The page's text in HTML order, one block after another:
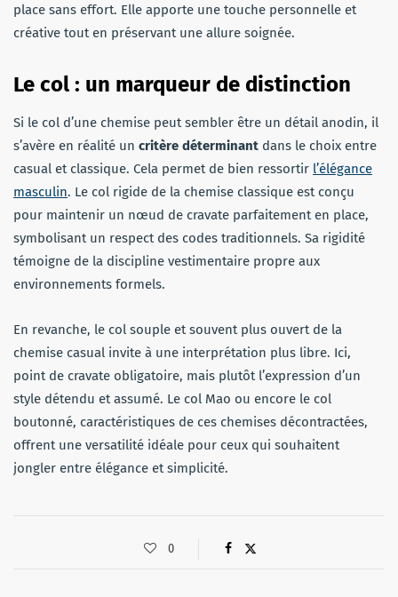
place sans effort. Elle apporte une touche personnelle et
créative tout en préservant une allure soignée.
Le col : un marqueur de distinction
Si le col d’une chemise peut sembler être un détail anodin, il
s’avère en réalité un critère déterminant dans le choix entre
casual et classique. Cela permet de bien ressortir l’élégance
masculin. Le col rigide de la chemise classique est conçu
pour maintenir un nœud de cravate parfaitement en place,
symbolisant un respect des codes traditionnels. Sa rigidité
témoigne de la discipline vestimentaire propre aux
environnements formels.
En revanche, le col souple et souvent plus ouvert de la
chemise casual invite à une interprétation plus libre. Ici,
point de cravate obligatoire, mais plutôt l’expression d’un
style détendu et assumé. Le col Mao ou encore le col
boutonné, caractéristiques de ces chemises décontractées,
offrent une versatilité idéale pour ceux qui souhaitent
jongler entre élégance et simplicité.
0